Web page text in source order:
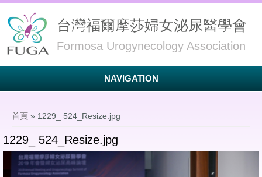
台灣福爾摩莎婦女泌尿醫學會
Formosa Urogynecology Association
NAVIGATION
首頁 » 1229_ 524_Resize.jpg
1229_ 524_Resize.jpg